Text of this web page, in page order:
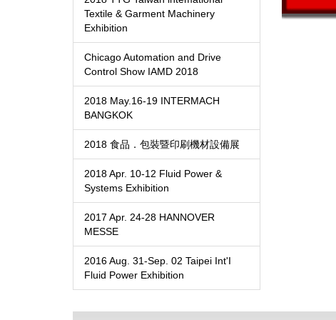
Textile & Garment Machinery
Exhibition
Chicago Automation and Drive
Control Show IAMD 2018
2018 May.16-19 INTERMACH
BANGKOK
2018 食品．包裝暨印刷機材設備展
2018 Apr. 10-12 Fluid Power &
Systems Exhibition
2017 Apr. 24-28 HANNOVER
MESSE
2016 Aug. 31-Sep. 02 Taipei Int'I
Fluid Power Exhibition